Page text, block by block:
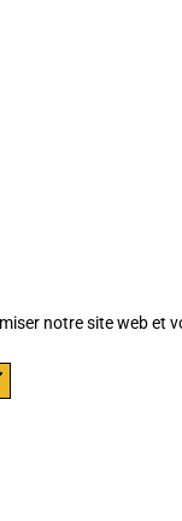
notre site web et